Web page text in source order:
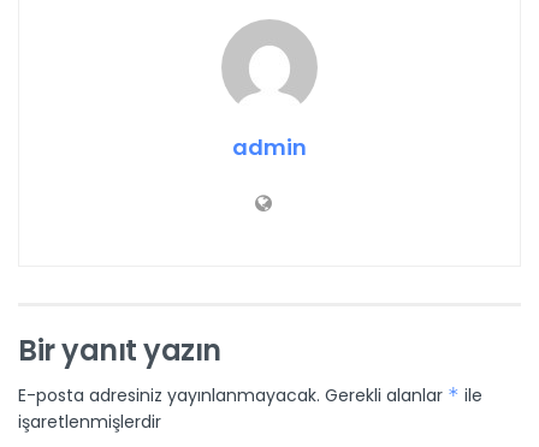
admin
Bir yanıt yazın
E-posta adresiniz yayınlanmayacak. Gerekli alanlar * ile
işaretlenmişlerdir